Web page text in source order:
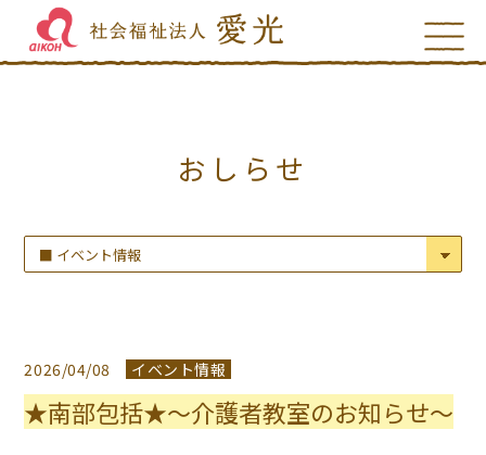
おしらせ
2026/04/08 イベント情報
★南部包括★～介護者教室のお知らせ～